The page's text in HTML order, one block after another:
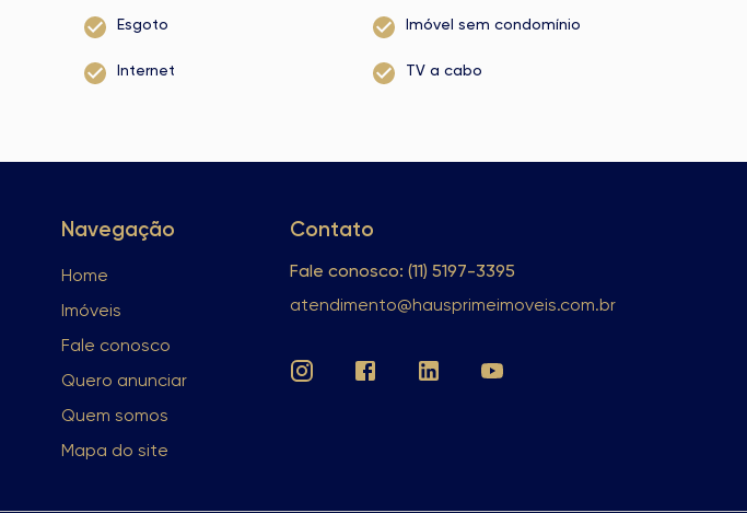
Esgoto Imóvel sem condomínio
Internet TV a cabo
Navegação
Home
Imóveis
Fale conosco
Quero anunciar
Quem somos
Mapa do site
Contato
Fale conosco: (11) 5197-3395
atendimento@hausprimeimoveis.com.br